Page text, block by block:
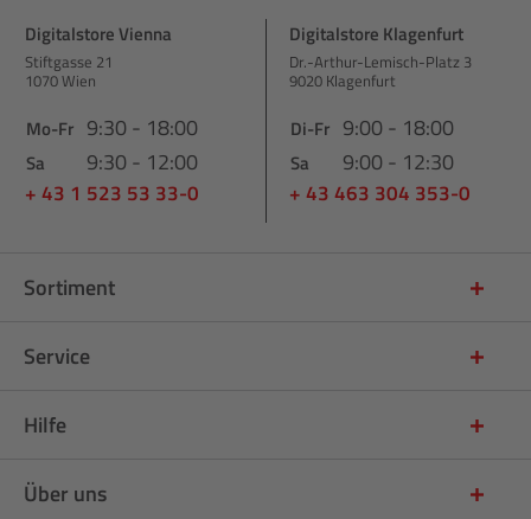
Digitalstore Vienna
Stiftgasse 21
1070 Wien
Mo-Fr 9:30 - 18:00
Sa 9:30 - 12:00
+ 43 1 523 53 33-0
Digitalstore Klagenfurt
Dr.-Arthur-Lemisch-Platz 3
9020 Klagenfurt
Di-Fr 9:00 - 18:00
Sa 9:00 - 12:30
+ 43 463 304 353-0
Sortiment
Service
Hilfe
Über uns